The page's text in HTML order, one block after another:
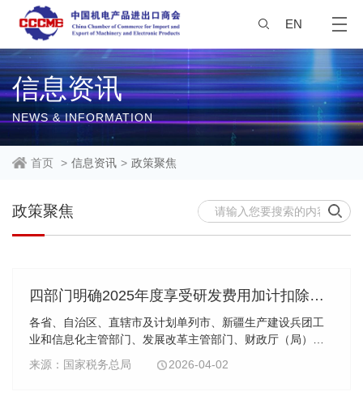
EN
信息资讯
NEWS & INFORMATION
首页 > 信息资讯 > 政策聚焦
政策聚焦
四部门明确2025年度享受研发费用加计扣除政策的工业母机企业清单制定工作有关事项
各省、自治区、直辖市及计划单列市、新疆生产建设兵团工
业和信息化主管部门、发展改革主管部门、财政厅（局），
国家税务总局各省、自治区、直辖市、计划单列市税务局：
来源：国家税务总局 2026-04-02